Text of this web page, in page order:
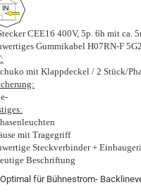
CEE16 400V, 5p. 6h mit ca.
Gummikabel H07RN-F
mit Klappdeckel / 2 Stück/
mit Tragegriff
Steckverbinder +
Beschriftung
für Bühnestrom-